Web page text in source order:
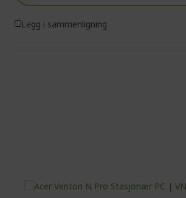
Legg i sammenligning